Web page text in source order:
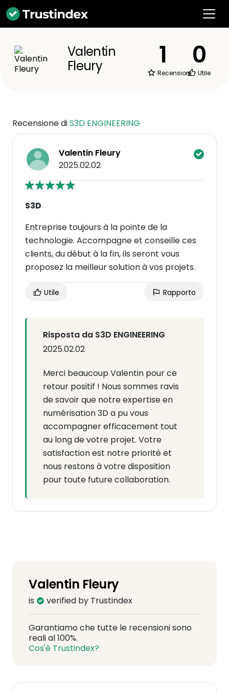
Valentin
Fleury
1
Recensioni
0
Utile
Recensione diS3D ENGINEERING
Valentin Fleury
2025.02.02
S3D
Entreprise toujours à la pointe de la
technologie. Accompagne et conseille ces
clients, du début à la fin, ils seront vous
proposez la meilleur solution à vos projets.
Utile Rapporto
Risposta da S3D ENGINEERING
2025.02.02
Merci beaucoup Valentin pour ce
retour positif ! Nous sommes ravis
de savoir que notre expertise en
numérisation 3D a pu vous
accompagner efficacement tout
au long de votre projet. Votre
satisfaction est notre priorité et
nous restons à votre disposition
pour toute future collaboration.
Valentin Fleury
is verified by Trustindex
Garantiamo che tutte le recensioni sono
reali al 100%.
Cos'è Trustindex?